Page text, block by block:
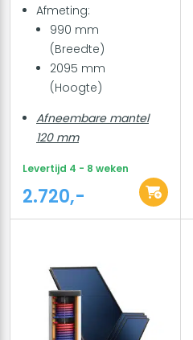
Afmeting:
990 mm
(Breedte)
2095 mm
(Hoogte)
Afneembare mantel
120 mm
Levertijd 4 - 8 weken
2.720,-